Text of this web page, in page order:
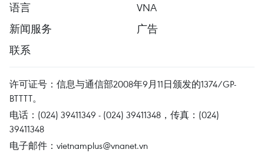
语言
VNA
新闻服务
广告
联系
许可证号：信息与通信部2008年9月11日颁发的1374/GP-
BTTTT。
电话：(024) 39411349 - (024) 39411348，传真：(024)
39411348
电子邮件： vietnamplus@vnanet.vn